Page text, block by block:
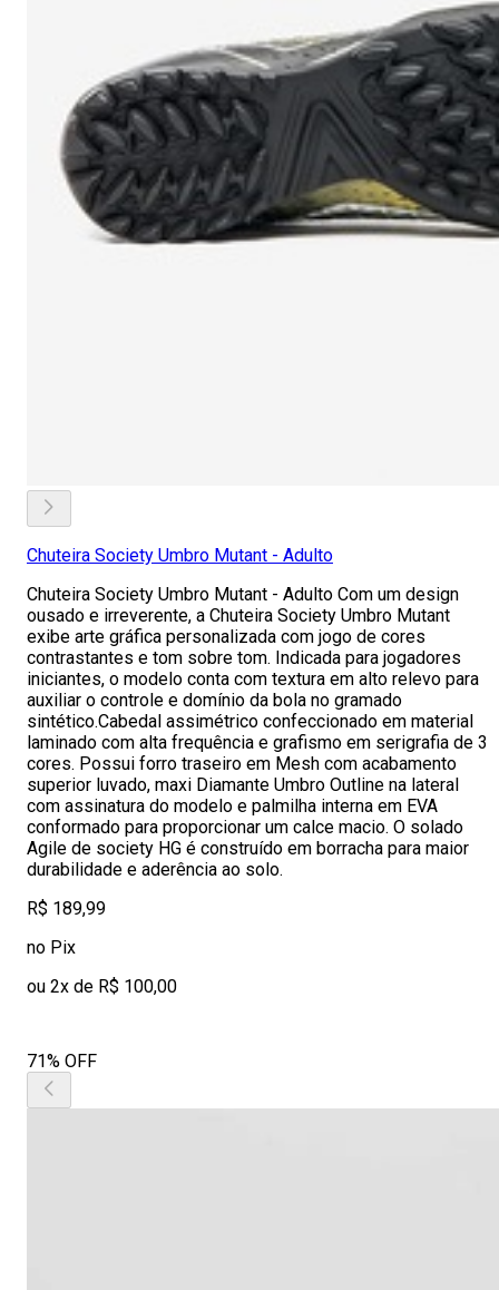
Chuteira Society Umbro Mutant - Adulto
Chuteira Society Umbro Mutant - Adulto Com um design
ousado e irreverente, a Chuteira Society Umbro Mutant
exibe arte gráfica personalizada com jogo de cores
contrastantes e tom sobre tom. Indicada para jogadores
iniciantes, o modelo conta com textura em alto relevo para
auxiliar o controle e domínio da bola no gramado
sintético.Cabedal assimétrico confeccionado em material
laminado com alta frequência e grafismo em serigrafia de 3
cores. Possui forro traseiro em Mesh com acabamento
superior luvado, maxi Diamante Umbro Outline na lateral
com assinatura do modelo e palmilha interna em EVA
conformado para proporcionar um calce macio. O solado
Agile de society HG é construído em borracha para maior
durabilidade e aderência ao solo.
R$ 189,99
no Pix
ou 2x de R$ 100,00
71% OFF